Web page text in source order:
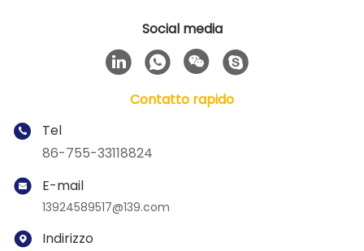
Social media
Contatto rapido
Tel
86-755-33118824
E-mail
13924589517@139.com
Indirizzo